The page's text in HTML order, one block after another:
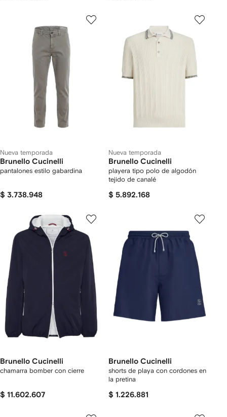
Nueva temporada
Brunello Cucinelli
pantalones estilo gabardina
$ 3.738.948
Nueva temporada
Brunello Cucinelli
playera tipo polo de algodón
tejido de canalé
$ 5.892.168
Brunello Cucinelli
chamarra bomber con cierre
$ 11.602.607
Brunello Cucinelli
shorts de playa con cordones en
la pretina
$ 1.226.881